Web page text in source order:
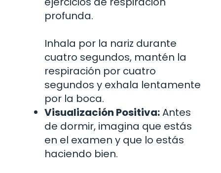
profunda.
Inhala por la nariz durante
cuatro segundos, mantén la
respiración por cuatro
segundos y exhala lentamente
por la boca.
Visualización Positiva:Antes
de dormir, imagina que estás
en el examen y que lo estás
haciendo bien.